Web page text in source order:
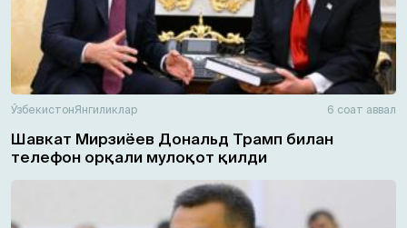
ЎзбекистонЯнгиликлар 6 соат аввал
Шавкат Мирзиёев Дональд Трамп билан
телефон орқали мулоқот қилди